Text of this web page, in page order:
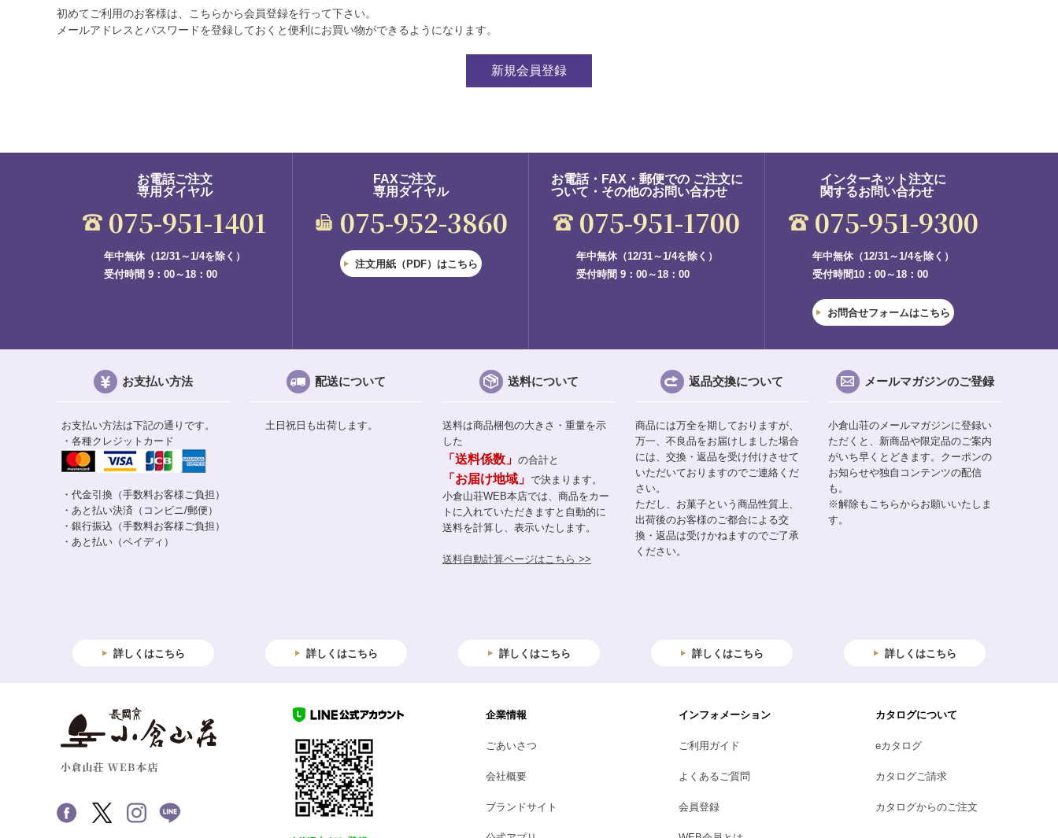
初めてご利用のお客様は、こちらから会員登録を行って下さい。
メールアドレスとパスワードを登録しておくと便利にお買い物ができるようになります。
お電話ご注文
専用ダイヤル
075-951-1401
年中無休（12/31～1/4を除く）
受付時間 9：00～18：00
FAXご注文
専用ダイヤル
075-952-3860
注文用紙（PDF）はこちら
お電話・FAX・郵便での ご注文に
ついて・その他のお問い合わせ
075-951-1700
年中無休（12/31～1/4を除く）
受付時間 9：00～18：00
インターネット注文に
関するお問い合わせ
075-951-9300
年中無休（12/31～1/4を除く）
受付時間10：00～18：00
お問合せフォームはこちら
お支払い方法
お支払い方法は下記の通りです。
・各種クレジットカード
・代金引換（手数料お客様ご負担）
・あと払い決済（コンビニ/郵便）
・銀行振込（手数料お客様ご負担）
・あと払い（ペイディ）
詳しくはこちら
配送について
土日祝日も出荷します。
詳しくはこちら
送料について
送料は商品梱包の大きさ・重量を示
した
「送料係数」 の合計と
「お届け地域」 で決まります。
小倉山荘WEB本店では、商品をカー
トに入れていただきますと自動的に
送料を計算し、表示いたします。
送料自動計算ページはこちら >>
詳しくはこちら
返品交換について
商品には万全を期しておりますが、
万一、不良品をお届けしました場合
には、交換・返品を受け付けさせて
いただいておりますのでご連絡くだ
さい。
ただし、お菓子という商品性質上、
出荷後のお客様のご都合による交
換・返品は受けかねますのでご了承
ください。
詳しくはこちら
メールマガジンのご登録
小倉山荘のメールマガジンに登録い
ただくと、新商品や限定品のご案内
がいち早くとどきます。クーポンの
お知らせや独自コンテンツの配信
も。
※解除もこちらからお願いいたしま
す。
詳しくはこちら
企業情報
ごあいさつ
会社概要
ブランドサイト
インフォメーション
ご利用ガイド
よくあるご質問
会員登録
カタログについて
eカタログ
カタログご請求
カタログからのご注文